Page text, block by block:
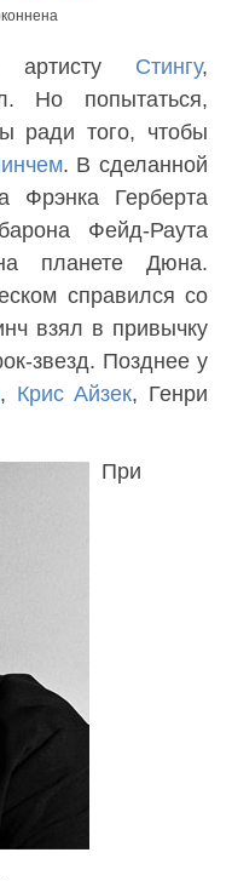
артисту Стингу,
Но попытаться,
ради того, чтобы
. В сделанной
Фрэнка Герберта
Фейд-Раута
планете Дюна.
справился со
взял в привычку
звезд. Позднее у
, Крис Айзек, Генри
При